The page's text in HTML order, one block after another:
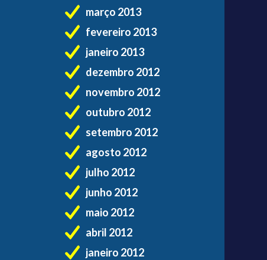
março 2013
fevereiro 2013
janeiro 2013
dezembro 2012
novembro 2012
outubro 2012
setembro 2012
agosto 2012
julho 2012
junho 2012
maio 2012
abril 2012
janeiro 2012